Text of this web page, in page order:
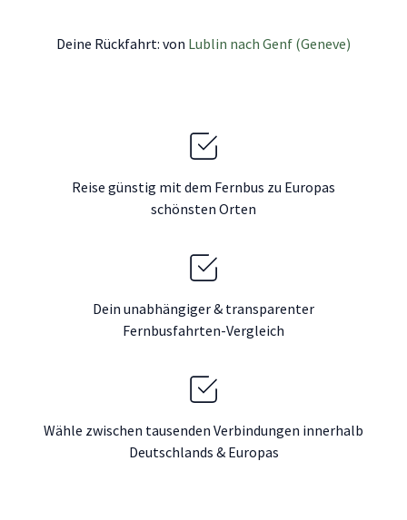
Deine Rückfahrt: von Lublin nach Genf (Geneve)
Reise günstig mit dem Fernbus zu Europas
schönsten Orten
Dein unabhängiger & transparenter
Fernbusfahrten-Vergleich
Wähle zwischen tausenden Verbindungen innerhalb
Deutschlands & Europas